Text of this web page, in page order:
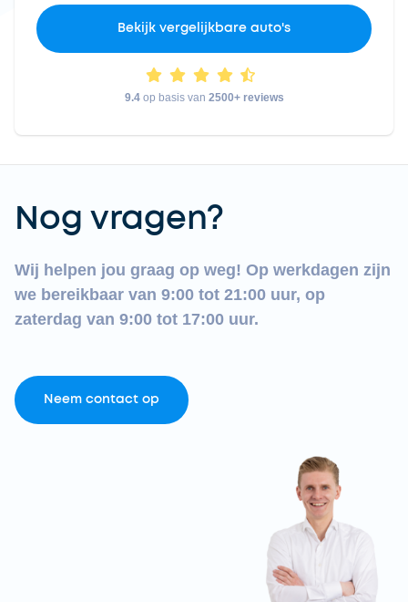
Bekijk vergelijkbare auto's
9.4op basis van 2500+ reviews
Nog vragen?
Wij helpen jou graag op weg! Op werkdagen zijn
we bereikbaar van 9:00 tot 21:00 uur, op
zaterdag van 9:00 tot 17:00 uur.
Neem contact op